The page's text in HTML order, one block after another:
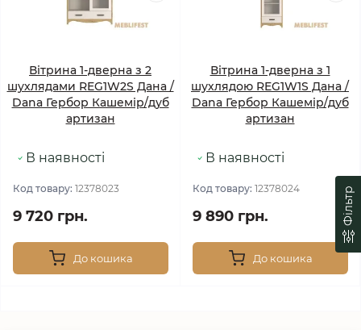
Фільтр
Вітрина 1-дверна з 2
шухлядами REG1W2S Дана /
Dana Гербор Кашемір/дуб
артизан
В наявності
Код товару: 12378023
9 720 грн.
До кошика
Вітрина 1-дверна з 1
шухлядою REG1W1S Дана /
Dana Гербор Кашемір/дуб
артизан
В наявності
Код товару: 12378024
9 890 грн.
До кошика